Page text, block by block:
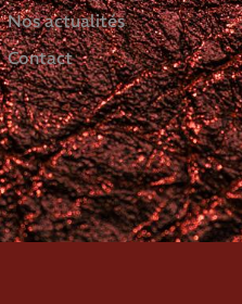
Nos actualités
Contact